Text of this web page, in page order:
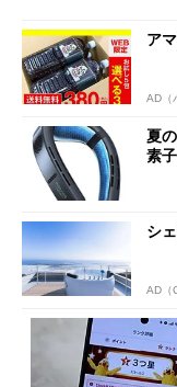
ア
AD（
夏
素
シ
AD（